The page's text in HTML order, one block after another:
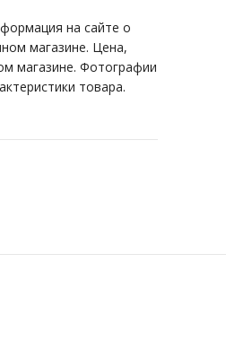
на сайте о
магазине. Цена,
магазине. Фотографии
товара.